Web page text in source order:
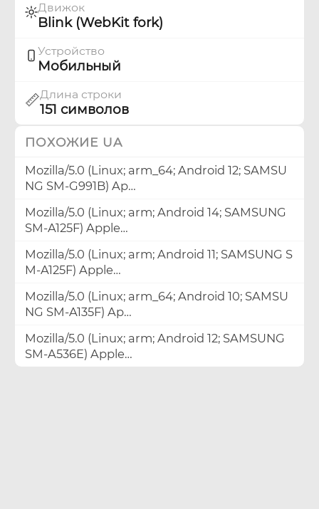
Движок
Blink (WebKit fork)
Устройство
Мобильный
📏Длина строки
151 символов
ПОХОЖИЕ UA
Mozilla/5.0 (Linux; arm_64; Android 12; SAMSU
NG SM-G991B) Ap…
Mozilla/5.0 (Linux; arm; Android 14; SAMSUNG
SM-A125F) Apple…
Mozilla/5.0 (Linux; arm; Android 11; SAMSUNG S
M-A125F) Apple…
Mozilla/5.0 (Linux; arm_64; Android 10; SAMSU
NG SM-A135F) Ap…
Mozilla/5.0 (Linux; arm; Android 12; SAMSUNG
SM-A536E) Apple…